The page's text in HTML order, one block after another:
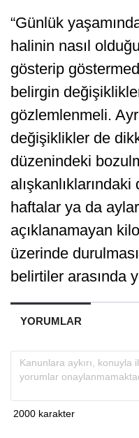
“Günlük
halinin nasıl
gösterip
belirgin
gözlemlenmeli.
değişiklikler de
düzenindeki
haftalar ya da
açıklanamayan
üzerinde
belirtiler arasında
YORUMLAR